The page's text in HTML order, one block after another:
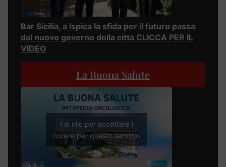
Bar Sicilia, a Ispica la sfida per il futuro passa
dal nuovo governo della città CLICCA PER IL
VIDEO
La Buona Salute
Fai clic per accettare i
cookie per questo servizio